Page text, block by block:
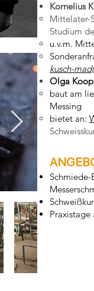
Kornelius
Mittelater-
Studium
u.v.m.
kusch-
Olga
baut am
Messing
bietet an:
Schmiede-
Praxistage